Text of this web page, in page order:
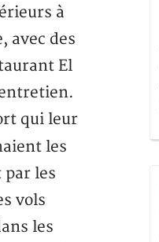
à
avec des
El
qui leur
les
les
vols
les